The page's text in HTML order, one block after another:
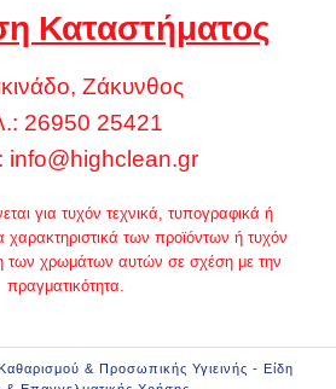
Καταστήματος
Ζάκυνθος
26950 25421
info@highclean.gr
για τυχόν τεχνικά, τυπογραφικά ή
των προϊόντων ή τυχόν
των χρωμάτων αυτών σε σχέση με την
πραγματικότητα.
& Προσωπικής Υγιεινής - Είδη